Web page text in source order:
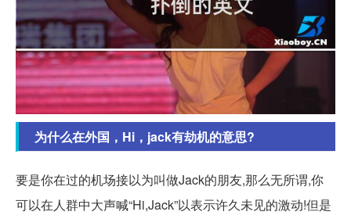
为什么在外国，Hi，jack有劫机的意思?
要是你在过的机场接以为叫做Jack的朋友,那么无所谓,你
可以在人群中大声喊“Hi,Jack”以表示许久未见的激动!但是